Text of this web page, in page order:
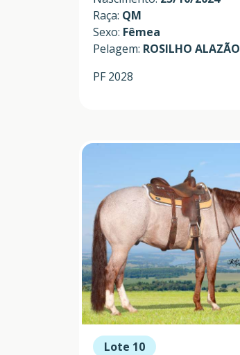
Raça: QM
Sexo: Fêmea
Pelagem: ROSILHO ALAZÃO
PF 2028
Lote 10